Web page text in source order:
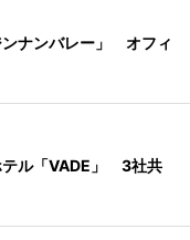
ンナンバレー」 オフィ
テル「VADE」 3社共